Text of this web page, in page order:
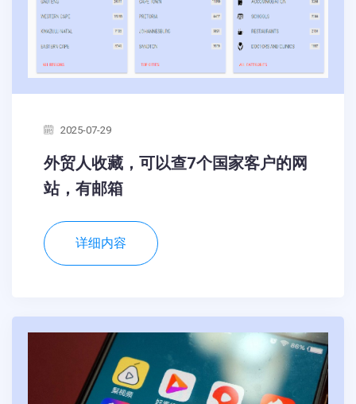
2025-07-29
外贸人收藏，可以查7个国家客户的网
站，有邮箱
详细内容